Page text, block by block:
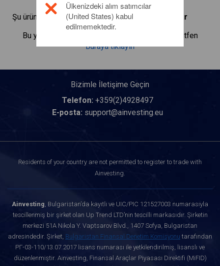
Şu ürünlerin CFD'lerini alıp satmaya başlayın:
Sugar
Bu yatırım ürünü hakkında daha fazla bilgi için lütfen
Buraya tıklayın
Bizimle İletişime Geçin
Telefon: +359(2)4928497
E-posta: support@ainvesting.eu
Residents of your country are not permitted to register to trade with
Ainvesting.
Ainvesting, Bulgaristan’da kayıtlı ve UIC/PIC 121527003 numarasıyla
tescillenmiş bir şirket olan Up Trend LTD’nin tescilli markasıdır. Şirketin
merkezi 51A Nikola Y. Vaptsarov Blvd., 1407 Sofya, Bulgaristan
adresindedir. Şirket, Bulgaristan Finansal Denetim Komisyonu tarafından
РГ-03-110/13.07.2017 lisans numarası ile yetkilendirilmiş, lisanslı ve
düzenlenmiştir. Ainvesting, Finansal Araçlar Piyasası Direktifi (MiFID)
Ülkenizdeki alım satımcılar
(United States) kabul
edilmemektedir.